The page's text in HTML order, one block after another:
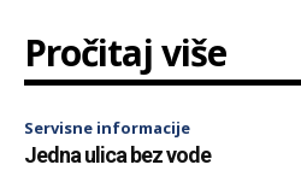
Pročitaj više
Servisne informacije
Jedna ulica bez vode